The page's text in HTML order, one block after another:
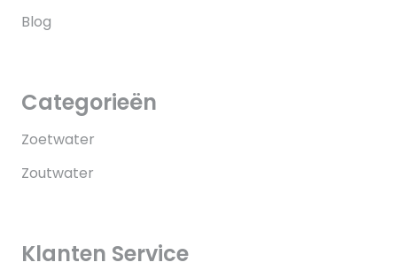
Blog
Categorieën
Zoetwater
Zoutwater
Klanten Service